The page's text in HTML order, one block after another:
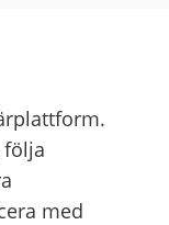
följa
med